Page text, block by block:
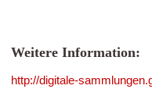
Weitere Information:
http://digitale-